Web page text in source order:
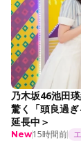
乃木坂46池田
驚く「頭良過
延長中＞
New15時間前